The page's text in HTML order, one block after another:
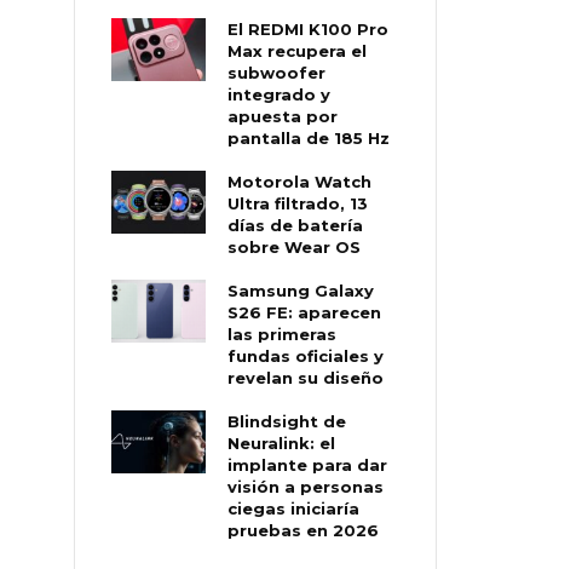
El REDMI K100 Pro
Max recupera el
subwoofer
integrado y
apuesta por
pantalla de 185 Hz
Motorola Watch
Ultra filtrado, 13
días de batería
sobre Wear OS
Samsung Galaxy
S26 FE: aparecen
las primeras
fundas oficiales y
revelan su diseño
Blindsight de
Neuralink: el
implante para dar
visión a personas
ciegas iniciaría
pruebas en 2026